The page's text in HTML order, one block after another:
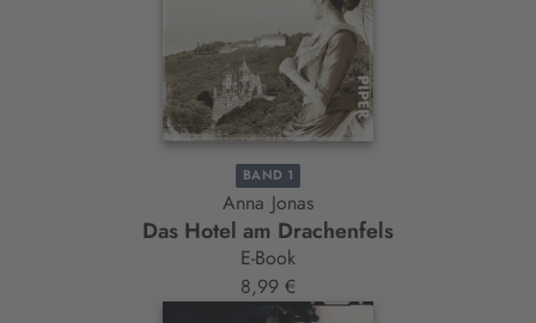
BAND 1
Anna Jonas
Das Hotel am Drachenfels
E-Book
8,99 €